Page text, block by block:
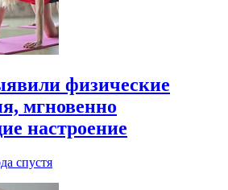
физические
мгновенно
настроение
спустя